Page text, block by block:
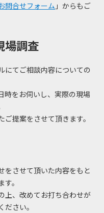
問合せフォーム 」からもご
場調査
にてご相談内容についての
時をお伺いし、実際の現場
提案をさせて頂きます。
をさせて頂いた内容をもと
。
上、改めてお打ち合わせが
さい。